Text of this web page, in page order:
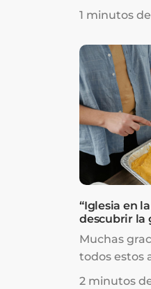
extremas.
cómo
que el
cuerpo o
Dios la que
1 minutos
“Iglesia en
descubrir la
Muchas
todos estos
a la
2 minutos